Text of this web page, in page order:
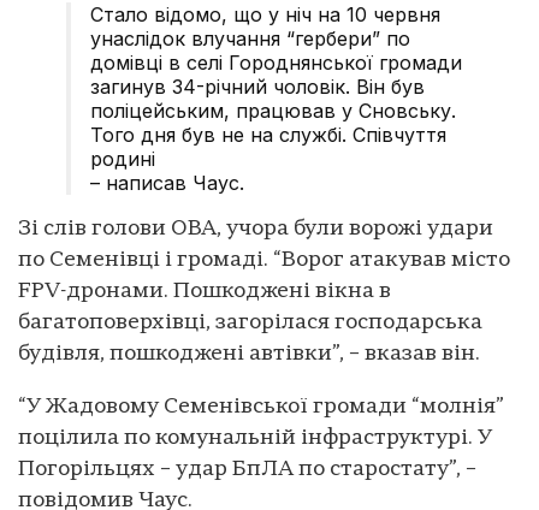
Стало відомо, що у ніч на 10 червня
унаслідок влучання “гербери” по
домівці в селі Городнянської громади
загинув 34-річний чоловік. Він був
поліцейським, працював у Сновську.
Того дня був не на службі. Співчуття
родині
– написав Чаус.
Зі слів голови ОВА, учора були ворожі удари
по Семенівці і громаді. “Ворог атакував місто
FPV-дронами. Пошкоджені вікна в
багатоповерхівці, загорілася господарська
будівля, пошкоджені автівки”, – вказав він.
“У Жадовому Семенівської громади “молнія”
поцілила по комунальній інфраструктурі. У
Погорільцях – удар БпЛА по старостату”, –
повідомив Чаус.